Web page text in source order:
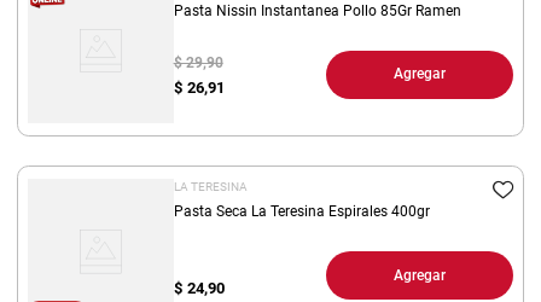
Pasta Nissin Instantanea Pollo 85Gr Ramen
$ 26,91
$ 29,90
Agregar
LA TERESINA
Pasta Seca La Teresina Espirales 400gr
$ 24,90
Agregar